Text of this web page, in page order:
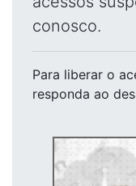
conosco.
Para liberar o
responda ao